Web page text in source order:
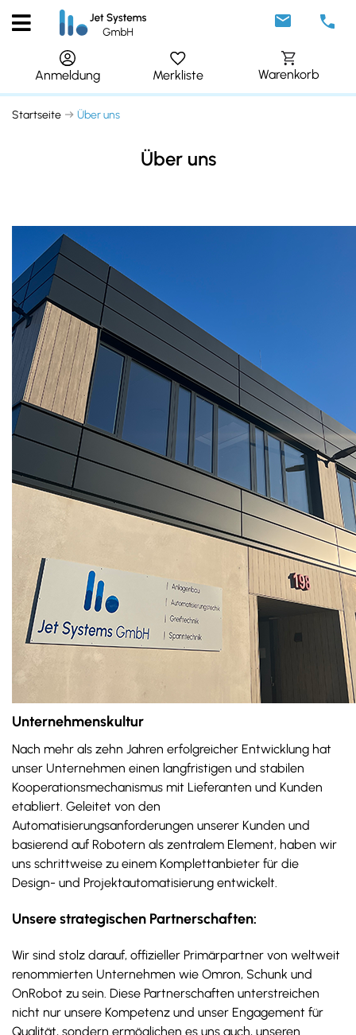
Anmeldung Merkliste Warenkorb
Startseite Über uns
Über uns
Unternehmenskultur
Nach mehr als zehn Jahren erfolgreicher Entwicklung hat
unser Unternehmen einen langfristigen und stabilen
Kooperationsmechanismus mit Lieferanten und Kunden
etabliert. Geleitet von den
Automatisierungsanforderungen unserer Kunden und
basierend auf Robotern als zentralem Element, haben wir
uns schrittweise zu einem Komplettanbieter für die
Design- und Projektautomatisierung entwickelt.
Unsere strategischen Partnerschaften:
Wir sind stolz darauf, offizieller Primärpartner von weltweit
renommierten Unternehmen wie Omron, Schunk und
OnRobot zu sein. Diese Partnerschaften unterstreichen
nicht nur unsere Kompetenz und unser Engagement für
Qualität, sondern ermöglichen es uns auch, unseren